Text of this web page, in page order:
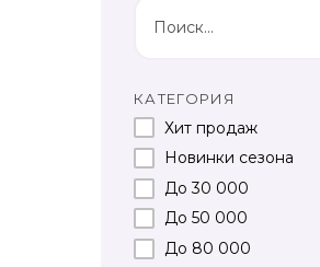
КАТЕГОРИЯ
Хит продаж
Новинки сезона
До 30 000
До 50 000
До 80 000